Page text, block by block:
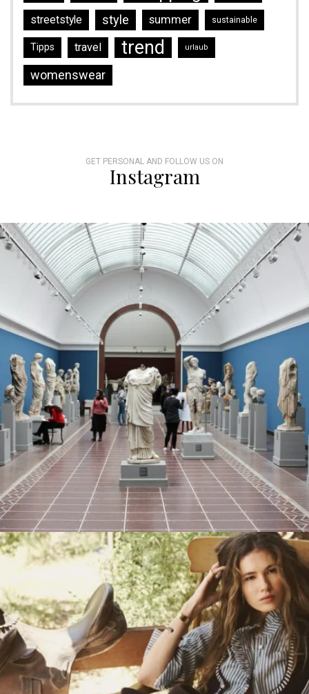
streetstyle style summer sustainable
Tipps travel trend urlaub
womenswear
GET PERSONAL AND FOLLOW US ON
Instagram